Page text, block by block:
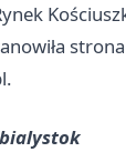
strona